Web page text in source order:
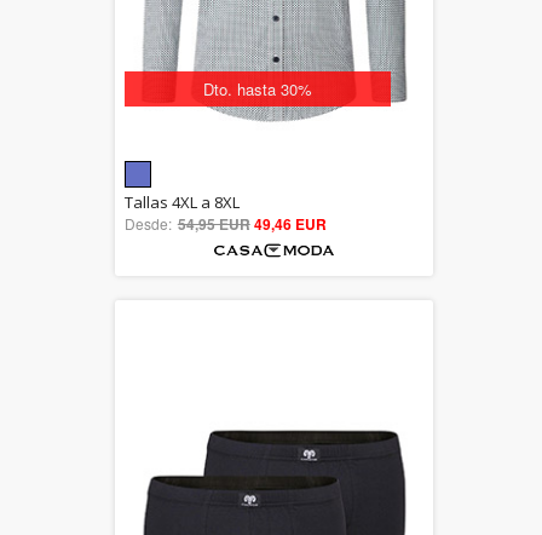
Dto. hasta 30%
5.00
out of 5
Tallas 4XL a 8XL
Desde: 54,95 EUR49,46 EUR